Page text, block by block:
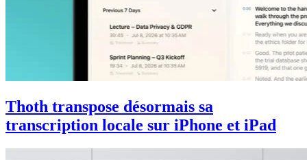
Thoth transpose désormais sa
transcription locale sur iPhone et iPad